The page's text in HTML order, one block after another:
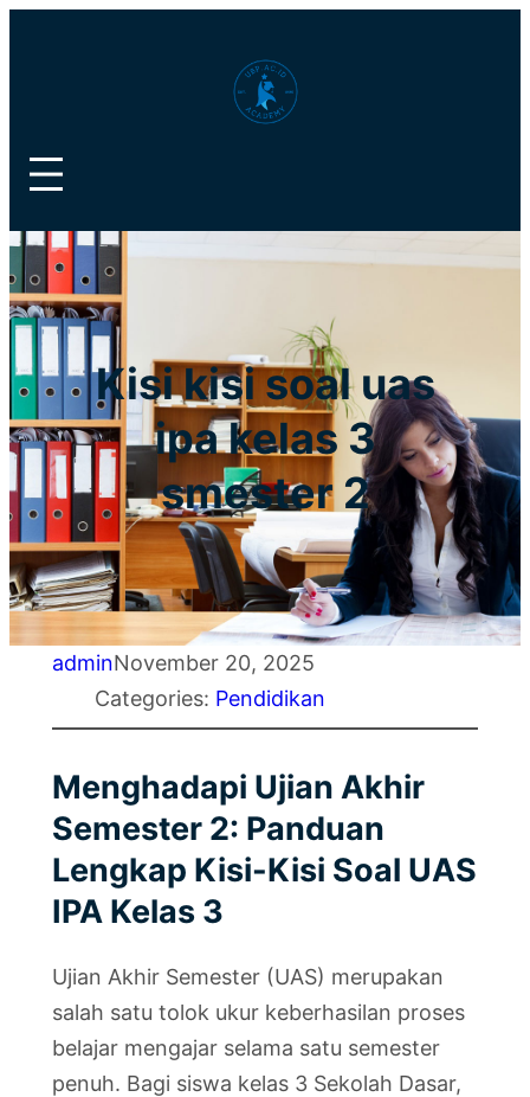
Kisi kisi soal uas
ipa kelas 3
smester 2
adminNovember 20, 2025
Categories: Pendidikan
Menghadapi Ujian Akhir
Semester 2: Panduan
Lengkap Kisi-Kisi Soal UAS
IPA Kelas 3
Ujian Akhir Semester (UAS) merupakan
salah satu tolok ukur keberhasilan proses
belajar mengajar selama satu semester
penuh. Bagi siswa kelas 3 Sekolah Dasar,